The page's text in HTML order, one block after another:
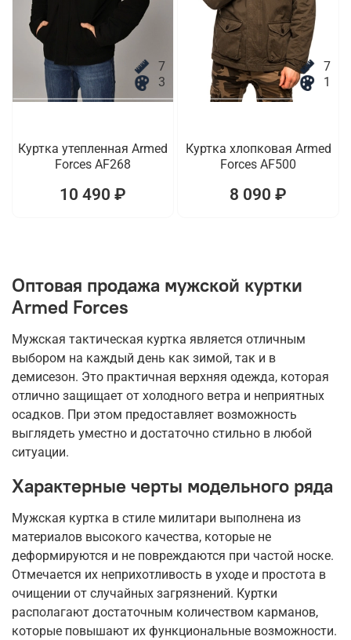
7
3
Куртка утепленная Armed
Forces AF268
10 490 ₽
7
1
Куртка хлопковая Armed
Forces AF500
8 090 ₽
Оптовая продажа мужской куртки
Armed Forces
Мужская тактическая куртка является отличным
выбором на каждый день как зимой, так и в
демисезон. Это практичная верхняя одежда, которая
отлично защищает от холодного ветра и неприятных
осадков. При этом предоставляет возможность
выглядеть уместно и достаточно стильно в любой
ситуации.
Характерные черты модельного ряда
Мужская куртка в стиле милитари выполнена из
материалов высокого качества, которые не
деформируются и не повреждаются при частой носке.
Отмечается их неприхотливость в уходе и простота в
очищении от случайных загрязнений. Куртки
располагают достаточным количеством карманов,
которые повышают их функциональные возможности.